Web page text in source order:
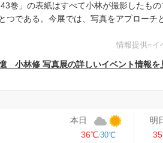
巻」の表紙はすべて小林が撮影したも
である。今展では、写真をアプローチ
情報提供=イ
小林修 写真展の詳しいイベント情報を
本日
36℃ 30℃
明